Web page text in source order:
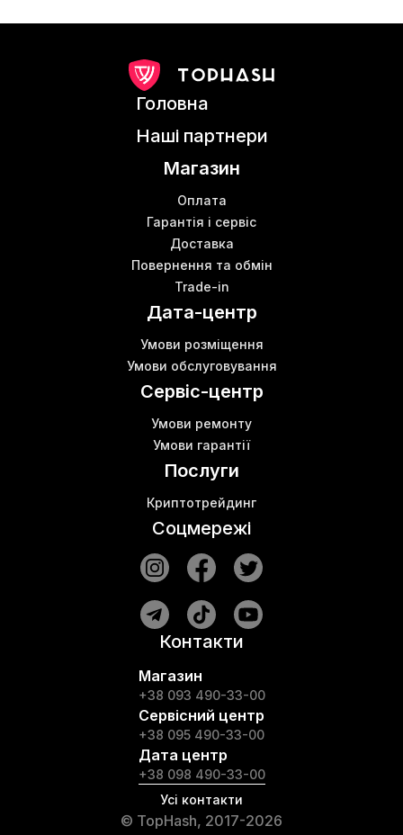
Головна
Наші партнери
Магазин
Оплата
Гарантія і сервіс
Доставка
Повернення та обмін
Trade-in
Дата-центр
Умови розміщення
Умови обслуговування
Сервіс-центр
Умови ремонту
Умови гарантії
Послуги
Криптотрейдинг
Соцмережі
Контакти
Магазин
+38 093 490-33-00
Сервісний центр
+38 095 490-33-00
Дата центр
+38 098 490-33-00
Усі контакти
© TopHash, 2017-2026